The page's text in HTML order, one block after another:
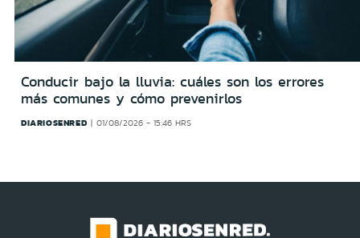
Conducir bajo la lluvia: cuáles son los errores
más comunes y cómo prevenirlos
DIARIOSENRED 01/08/2026 - 15:46 HRS